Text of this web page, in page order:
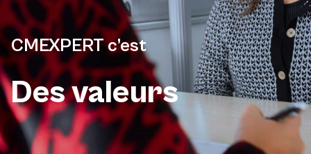
CMEXPERT c’est
Des valeurs